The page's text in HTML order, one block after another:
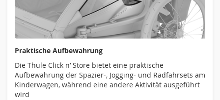
Praktische Aufbewahrung
Die Thule Click n’ Store bietet eine praktische
Aufbewahrung der Spazier-, Jogging- und Radfahrsets am
Kinderwagen, während eine andere Aktivität ausgeführt
wird